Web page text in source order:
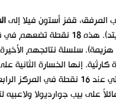
المرفق، قفز أستون فيلا إلى
متخطياً فرقاً مثل سندرلاند